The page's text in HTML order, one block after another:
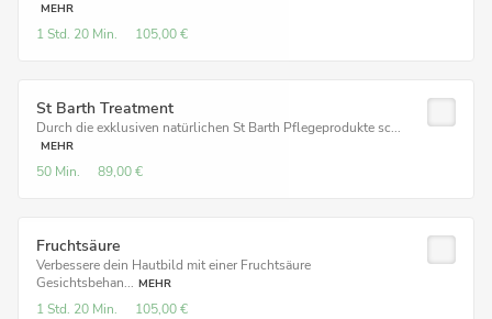
MEHR
1 Std. 20 Min. 105,00 €
St Barth Treatment
Durch die exklusiven natürlichen St Barth Pflegeprodukte sc...
MEHR
50 Min. 89,00 €
Fruchtsäure
Verbessere dein Hautbild mit einer Fruchtsäure
Gesichtsbehan... MEHR
1 Std. 20 Min. 105,00 €